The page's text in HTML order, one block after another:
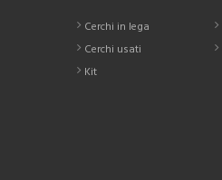
Cerchi in lega
Cerchi usati
Kit